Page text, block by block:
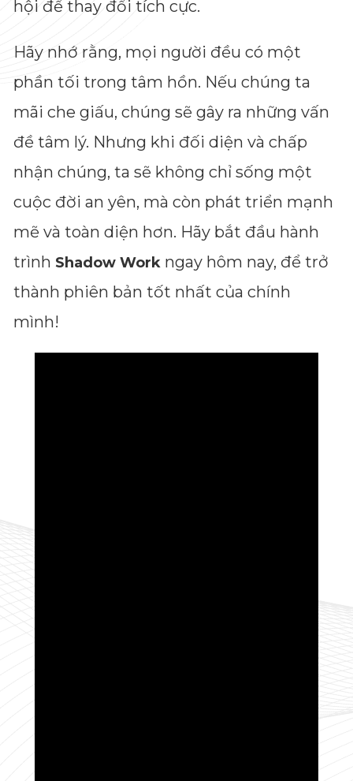
hội để thay đổi tích cực.
Hãy nhớ rằng, mọi người đều có một
phần tối trong tâm hồn. Nếu chúng ta
mãi che giấu, chúng sẽ gây ra những vấn
đề tâm lý. Nhưng khi đối diện và chấp
nhận chúng, ta sẽ không chỉ sống một
cuộc đời an yên, mà còn phát triển mạnh
mẽ và toàn diện hơn. Hãy bắt đầu hành
trình Shadow Work ngay hôm nay, để trở
thành phiên bản tốt nhất của chính
mình!
Dimensions
--